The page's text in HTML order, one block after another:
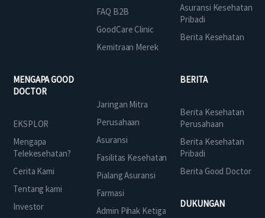
FAQ B2B
GoodCare Clinic
Kemitraan Merek
Asuransi Kesehatan
Pribadi
Berita Kesehatan
MENGAPA GOOD
DOCTOR
EKSPLOR
Mengapa
Telekesehatan?
Cerita Kami
Tentang kami
Investor
Jaringan Mitra
Perusahaan
Asuransi
Fasilitas Kesehatan
Pialang Asuransi
Farmasi
Admin Pihak Ketiga
BERITA
Berita Kesehatan
Perusahaan
Berita Kesehatan
Pribadi
Berita Good Doctor
DUKUNGAN